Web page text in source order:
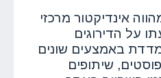
אינדיקטור מרכזי
על הדירוגים
באמצעים שונים
שיתופים